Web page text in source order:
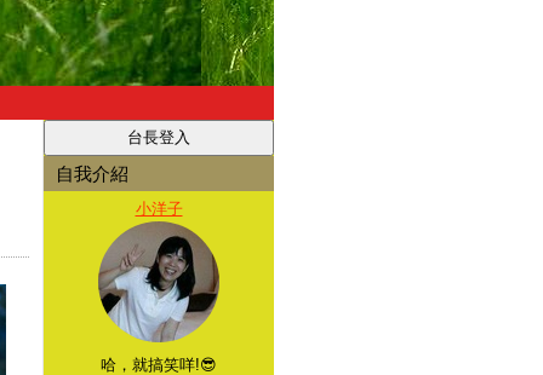
自我介紹
小洋子
哈，就搞笑咩!😎